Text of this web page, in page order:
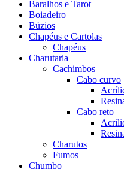
Baralhos e Tarot
Boiadeiro
Búzios
Chapéus e Cartolas
Chapéus
Charutaria
Cachimbos
Cabo curvo
Cabo reto
Charutos
Fumos
Chumbo